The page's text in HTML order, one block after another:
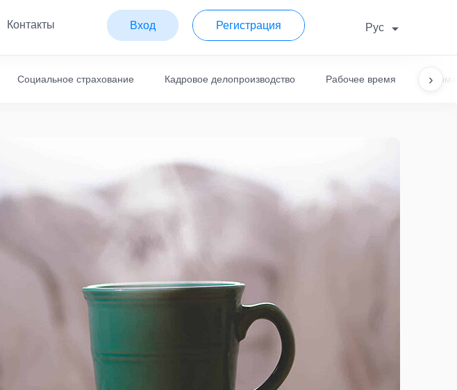
Контакты Вход Регистрация Рус
›
Социальное страхование Кадровое делопроизводство Рабочее время